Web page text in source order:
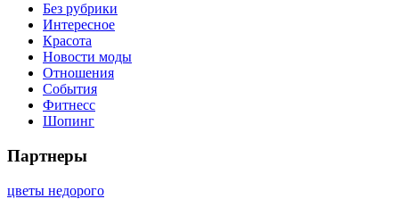
Без рубрики
Интересное
Красота
Новости моды
Отношения
События
Фитнесс
Шопинг
Партнеры
цветы недорого